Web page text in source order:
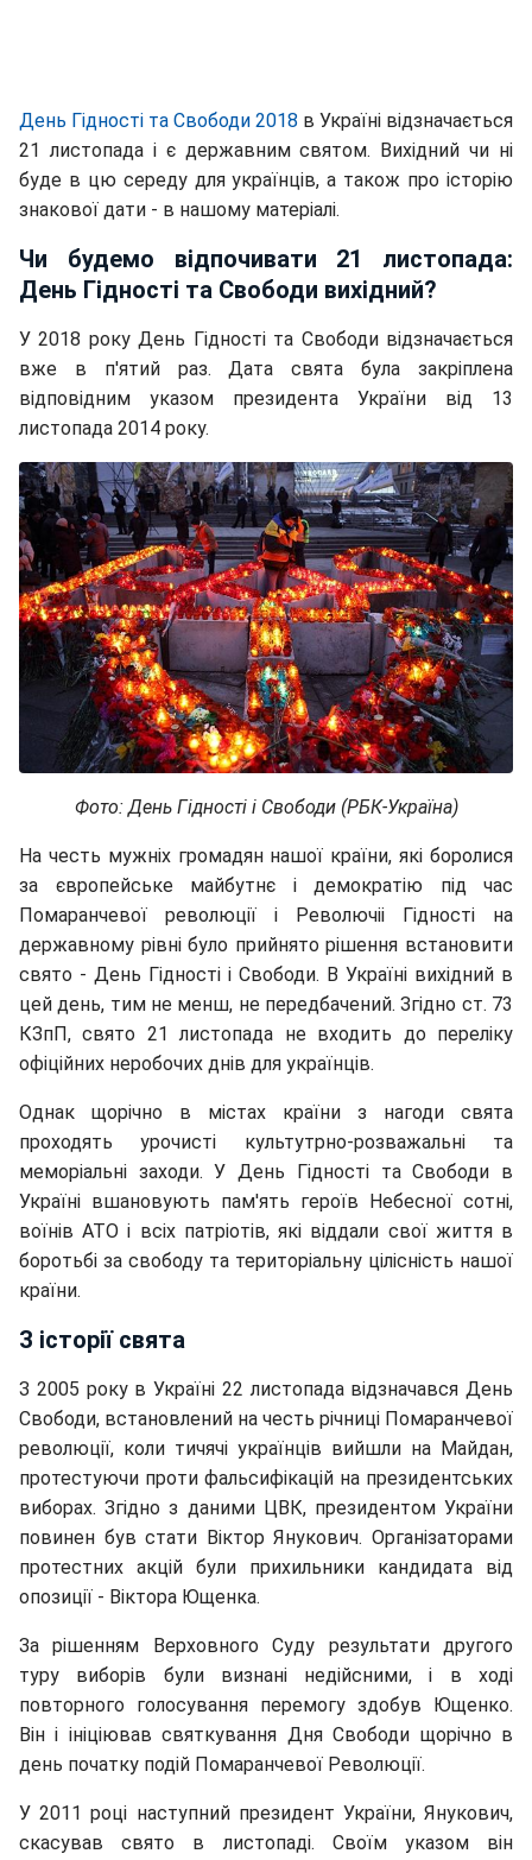
День Гідності та Свободи 2018 в Україні відзначається
21 листопада і є державним святом. Вихідний чи ні
буде в цю середу для українців, а також про історію
знакової дати - в нашому матеріалі.
Чи будемо відпочивати 21 листопада:
День Гідності та Свободи вихідний?
У 2018 року День Гідності та Свободи відзначається
вже в п'ятий раз. Дата свята була закріплена
відповідним указом президента України від 13
листопада 2014 року.
Фото: День Гідності і Свободи (РБК-Україна)
На честь мужніх громадян нашої країни, які боролися
за європейське майбутнє і демократію під час
Помаранчевої революції і Револючіі Гідності на
державному рівні було прийнято рішення встановити
свято - День Гідності і Свободи. В Україні вихідний в
цей день, тим не менш, не передбачений. Згідно ст. 73
КЗпП, свято 21 листопада не входить до переліку
офіційних неробочих днів для українців.
Однак щорічно в містах країни з нагоди свята
проходять урочисті культутрно-розважальні та
меморіальні заходи. У День Гідності та Свободи в
Україні вшановують пам'ять героїв Небесної сотні,
воїнів АТО і всіх патріотів, які віддали свої життя в
боротьбі за свободу та територіальну цілісність нашої
країни.
З історії свята
З 2005 року в Україні 22 листопада відзначався День
Свободи, встановлений на честь річниці Помаранчевої
революції, коли тичячі українців вийшли на Майдан,
протестуючи проти фальсифікацій на президентських
виборах. Згідно з даними ЦВК, президентом України
повинен був стати Віктор Янукович. Організаторами
протестних акцій були прихильники кандидата від
опозиції - Віктора Ющенка.
За рішенням Верховного Суду результати другого
туру виборів були визнані недійсними, і в ході
повторного голосування перемогу здобув Ющенко.
Він і ініціював святкування Дня Свободи щорічно в
день початку подій Помаранчевої Революції.
У 2011 році наступний президент України, Янукович,
скасував свято в листопаді. Своїм указом він